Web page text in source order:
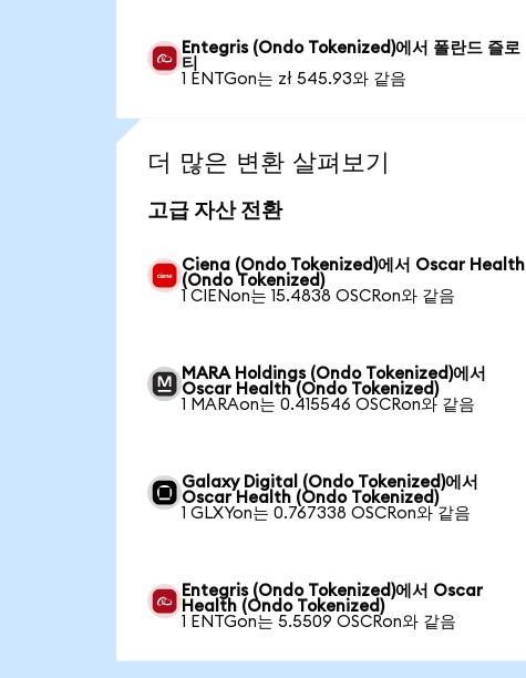
Entegris (Ondo Tokenized)에서 폴란드 즐로
티
1 ENTGon는 zł 545.93와 같음
더 많은 변환 살펴보기
고급 자산 전환
Ciena (Ondo Tokenized)에서 Oscar Health
(Ondo Tokenized)
1 CIENon는 15.4838 OSCRon와 같음
MARA Holdings (Ondo Tokenized)에서
Oscar Health (Ondo Tokenized)
1 MARAon는 0.415546 OSCRon와 같음
Galaxy Digital (Ondo Tokenized)에서
Oscar Health (Ondo Tokenized)
1 GLXYon는 0.767338 OSCRon와 같음
Entegris (Ondo Tokenized)에서 Oscar
Health (Ondo Tokenized)
1 ENTGon는 5.5509 OSCRon와 같음